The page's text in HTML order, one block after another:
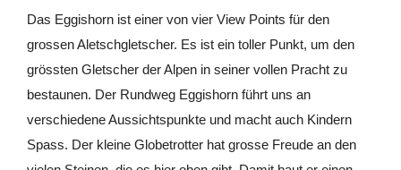
Das Eggishorn ist einer von vier View Points für den
grossen Aletschgletscher. Es ist ein toller Punkt, um den
grössten Gletscher der Alpen in seiner vollen Pracht zu
bestaunen. Der Rundweg Eggishorn führt uns an
verschiedene Aussichtspunkte und macht auch Kindern
Spass. Der kleine Globetrotter hat grosse Freude an den